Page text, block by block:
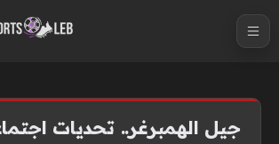
جيل الهمبرغر.. تحديات